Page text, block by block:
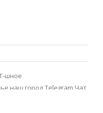
шное
наш город Telegram Чат